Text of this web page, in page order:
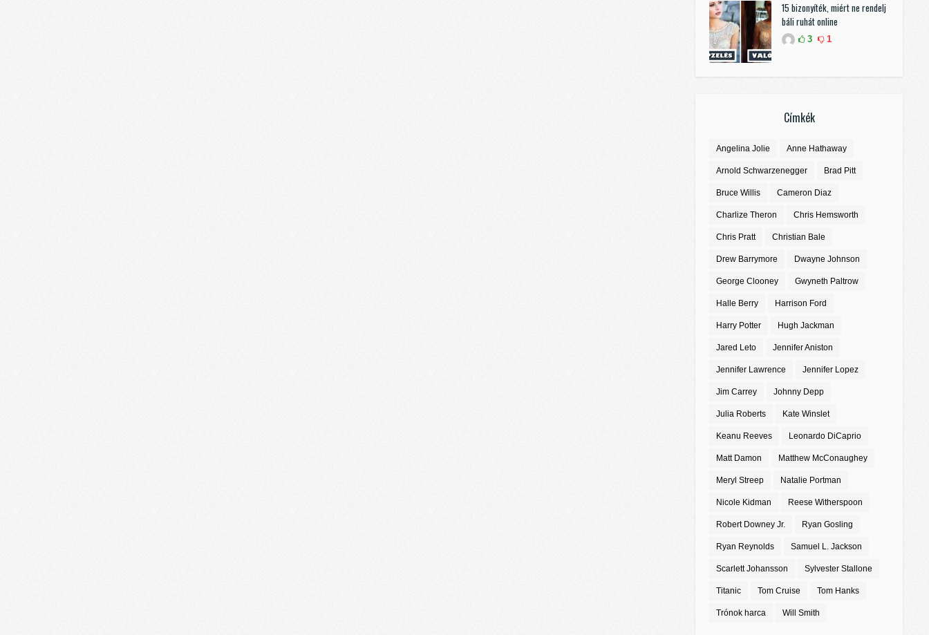
15 bizonyíték, miért ne rendelj
báli ruhát online
3 1
Címkék
Angelina Jolie Anne Hathaway
Arnold Schwarzenegger Brad Pitt
Bruce Willis Cameron Diaz
Charlize Theron Chris Hemsworth
Chris Pratt Christian Bale
Drew Barrymore Dwayne Johnson
George Clooney Gwyneth Paltrow
Halle Berry Harrison Ford
Harry Potter Hugh Jackman
Jared Leto Jennifer Aniston
Jennifer Lawrence Jennifer Lopez
Jim Carrey Johnny Depp
Julia Roberts Kate Winslet
Keanu Reeves Leonardo DiCaprio
Matt Damon Matthew McConaughey
Meryl Streep Natalie Portman
Nicole Kidman Reese Witherspoon
Robert Downey Jr. Ryan Gosling
Ryan Reynolds Samuel L. Jackson
Scarlett Johansson Sylvester Stallone
Titanic Tom Cruise Tom Hanks
Trónok harca Will Smith